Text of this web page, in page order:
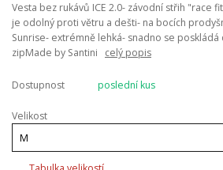
Vesta bez rukávů ICE 2.0- závodní střih "race
je odolný proti větru a dešti- na bocích
Sunrise- extrémně lehká- snadno se poskládá
zipMade by Santini celý popis
Dostupnost poslední kus
Velikost